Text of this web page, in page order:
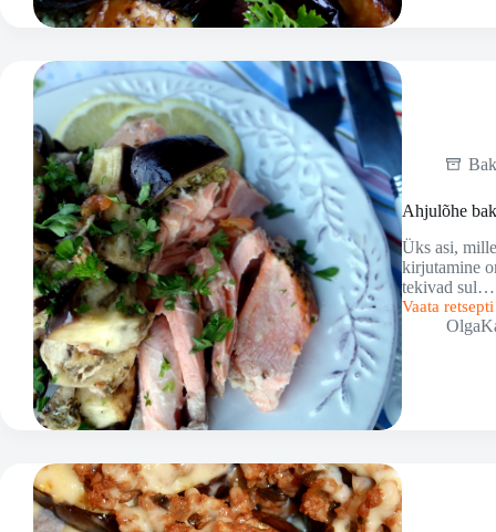
Ahjulõhe
Üks asi,
kirjutamine
tekivad sul…
Vaata
Ahjulõhe
baklažaanide
ja
krevettidega